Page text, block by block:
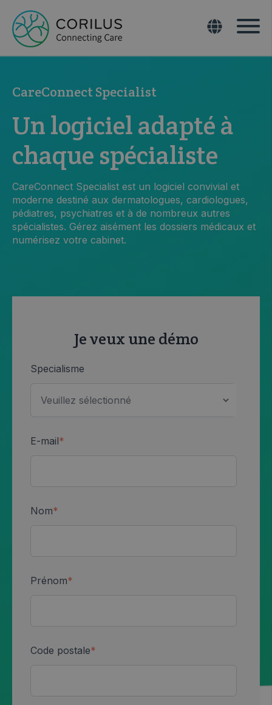
CareConnect Specialist
Un logiciel adapté à
chaque spécialiste
CareConnect Specialist est un logiciel convivial et
moderne destiné aux dermatologues, cardiologues,
pédiatres, psychiatres et à de nombreux autres
spécialistes. Gérez aisément les dossiers médicaux et
numérisez votre cabinet.
Je veux une démo
Specialisme
E-mail*
Nom*
Prénom*
Code postale*